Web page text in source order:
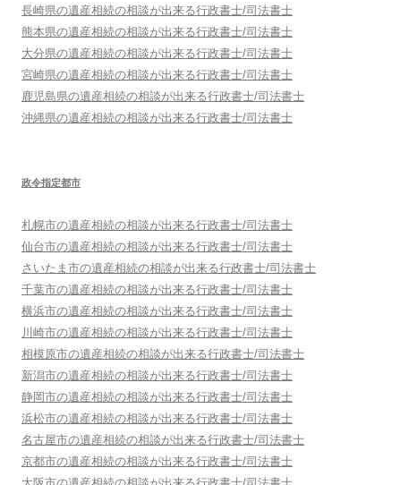
長崎県の遺産相続の相談が出来る行政書士/司法書士
熊本県の遺産相続の相談が出来る行政書士/司法書士
大分県の遺産相続の相談が出来る行政書士/司法書士
宮崎県の遺産相続の相談が出来る行政書士/司法書士
鹿児島県の遺産相続の相談が出来る行政書士/司法書士
沖縄県の遺産相続の相談が出来る行政書士/司法書士
政令指定都市
札幌市の遺産相続の相談が出来る行政書士/司法書士
仙台市の遺産相続の相談が出来る行政書士/司法書士
さいたま市の遺産相続の相談が出来る行政書士/司法書士
千葉市の遺産相続の相談が出来る行政書士/司法書士
横浜市の遺産相続の相談が出来る行政書士/司法書士
川崎市の遺産相続の相談が出来る行政書士/司法書士
相模原市の遺産相続の相談が出来る行政書士/司法書士
新潟市の遺産相続の相談が出来る行政書士/司法書士
静岡市の遺産相続の相談が出来る行政書士/司法書士
浜松市の遺産相続の相談が出来る行政書士/司法書士
名古屋市の遺産相続の相談が出来る行政書士/司法書士
京都市の遺産相続の相談が出来る行政書士/司法書士